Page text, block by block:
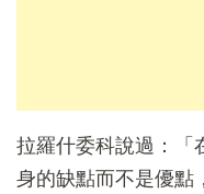
拉羅什委科說過：「
身的缺點而不是優點